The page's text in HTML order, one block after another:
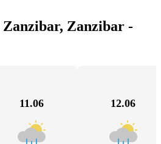
Zanzibar -
11.06 12.06